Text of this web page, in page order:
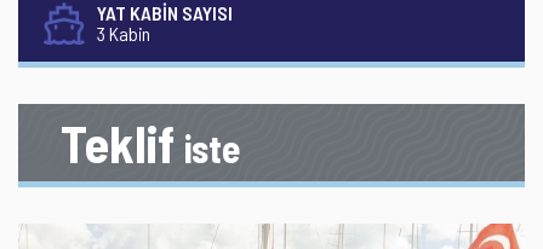
YAT KABİN SAYISI
3 Kabin
Teklif iste